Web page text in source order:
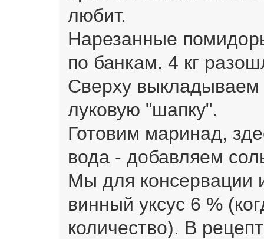
любит.
Нарезанные
по банкам. 4 кг
Сверху
луковую "шапку".
Готовим маринад,
вода - добавляем
Мы для консервации
винный уксус 6 %
количество). В